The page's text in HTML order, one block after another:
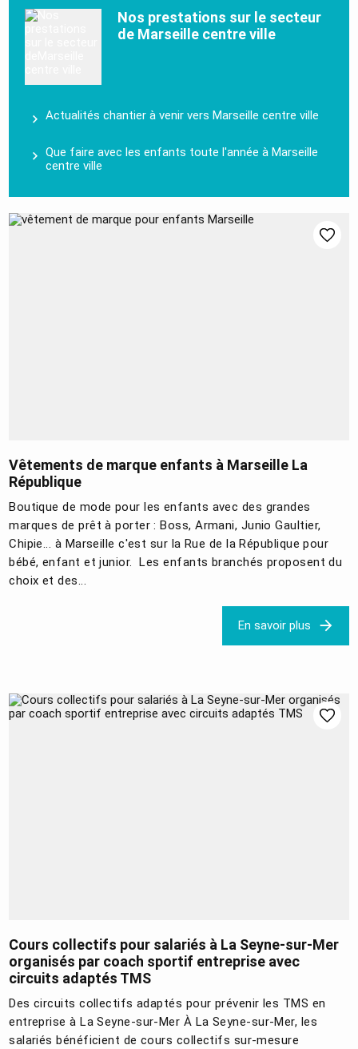
Nos prestations sur le secteur
de Marseille centre ville
Actualités chantier à venir vers Marseille centre ville
Que faire avec les enfants toute l'année à Marseille
centre ville
Vêtements de marque enfants à Marseille La
République
Boutique de mode pour les enfants avec des grandes
marques de prêt à porter : Boss, Armani, Junio Gaultier,
Chipie... à Marseille c'est sur la Rue de la République pour
bébé, enfant et junior. Les enfants branchés proposent du
choix et des...
En savoir plus
Cours collectifs pour salariés à La Seyne-sur-Mer
organisés par coach sportif entreprise avec
circuits adaptés TMS
Des circuits collectifs adaptés pour prévenir les TMS en
entreprise à La Seyne-sur-Mer À La Seyne-sur-Mer, les
salariés bénéficient de cours collectifs sur-mesure